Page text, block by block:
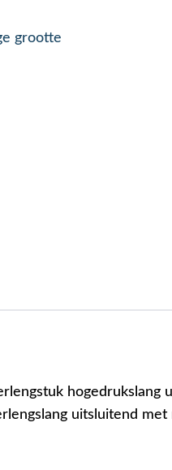
grootte
hogedrukslang
uitsluitend